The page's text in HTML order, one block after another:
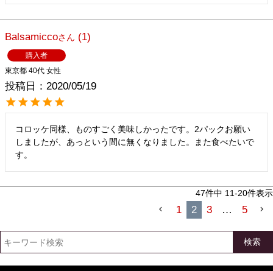
Balsamicco 1
購入者
東京都 40代 女性
投稿日 2020/05/19
コロッケ同様、ものすごく美味しかったです。2パックお願い
しましたが、あっという間に無くなりました。また食べたいで
す。
47件中 11-20件表示
1 2 3 … 5
検索